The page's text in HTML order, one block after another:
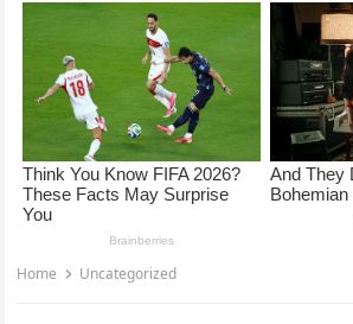
Home Uncategorized